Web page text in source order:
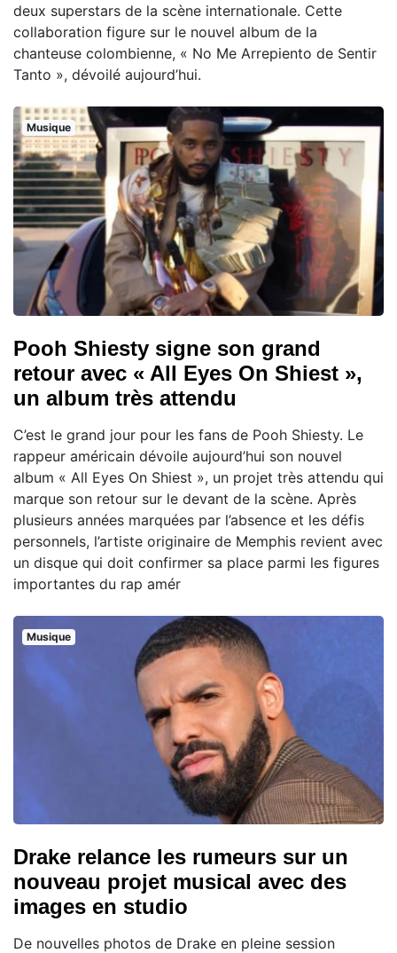
deux superstars de la scène internationale. Cette
collaboration figure sur le nouvel album de la
chanteuse colombienne, « No Me Arrepiento de Sentir
Tanto », dévoilé aujourd’hui.
Musique
Pooh Shiesty signe son grand
retour avec « All Eyes On Shiest »,
un album très attendu
C’est le grand jour pour les fans de Pooh Shiesty. Le
rappeur américain dévoile aujourd’hui son nouvel
album « All Eyes On Shiest », un projet très attendu qui
marque son retour sur le devant de la scène. Après
plusieurs années marquées par l’absence et les défis
personnels, l’artiste originaire de Memphis revient avec
un disque qui doit confirmer sa place parmi les figures
importantes du rap amér
Musique
Drake relance les rumeurs sur un
nouveau projet musical avec des
images en studio
De nouvelles photos de Drake en pleine session